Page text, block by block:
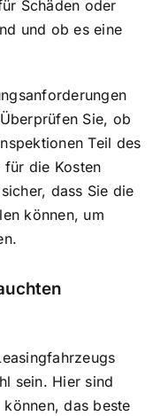
Schäden oder
und ob es eine
Sie, ob
Teil des
für die Kosten
dass Sie die
können, um
sein. Hier sind
das beste